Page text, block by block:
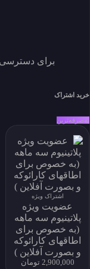
یا فایل را بصورت
حساب کاربری من
My Subscriptions
download history
my download
پروفایل و دانلود
پروفایل و دانلود
نماد اعتماد
برای دسترسی
خرید اشتراک
به‌صرفه‌ترین
اشتراک ویژه
عضویت ویژه
پلاتینیوم سه ماهه
(به خصوص برای
اطاقهای کارائوکه
و بصورت آفلاین )
2,900,000 تومان